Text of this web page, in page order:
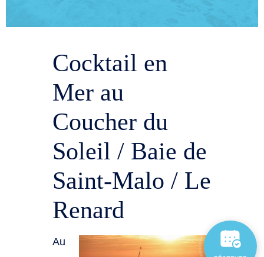
Cocktail en
Mer au
Coucher du
Soleil / Baie de
Saint-Malo / Le
Renard
Au